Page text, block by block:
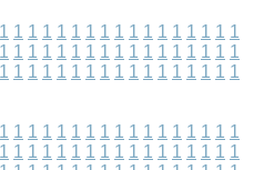
1 1 1 1 1 1 1 1 1 1 1 1 1 1 1 1 1
1 1 1 1 1 1 1 1 1 1 1 1 1 1 1 1 1
1 1 1 1 1 1 1 1 1 1 1 1 1 1 1 1 1
1 1 1 1 1 1 1 1 1 1 1 1 1 1 1 1 1
1 1 1 1 1 1 1 1 1 1 1 1 1 1 1 1 1